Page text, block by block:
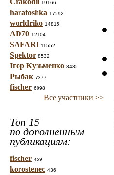
Crakodil 19166
haratoshka 17292
worldriko 14815
AD70 12104
SAFARI 11552
Spektor 8532
Ігор Кузьменко 8485
Рыбак 7377
fischer 6098
Все участники >>
Топ 15
по дополненным
публикациям:
fischer 459
korostenec 436